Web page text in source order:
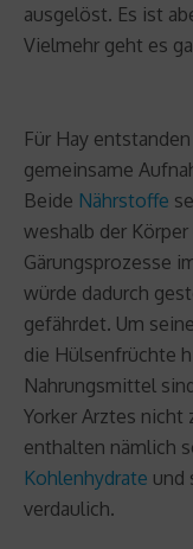
ausgelöst. Es ist
Vielmehr geht es
Für Hay
gemeinsame
Beide Nährstoffe
weshalb der
Gärungsprozesse
würde dadurch
gefährdet. Um
die Hülsenfrüchte
Nahrungsmittel
Yorker Arztes nicht
enthalten nämlich
Kohlenhydrate und
verdaulich.